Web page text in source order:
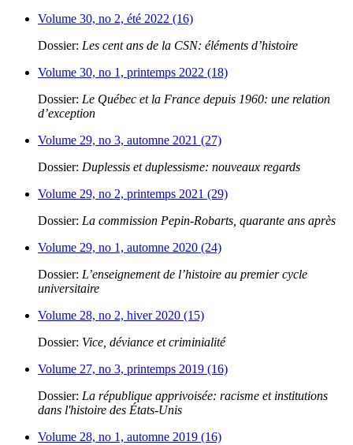
Volume 30, no 2, été 2022 (16)
Dossier: Les cent ans de la CSN: éléments d’histoire
Volume 30, no 1, printemps 2022 (18)
Dossier: Le Québec et la France depuis 1960: une relation
d’exception
Volume 29, no 3, automne 2021 (27)
Dossier: Duplessis et duplessisme: nouveaux regards
Volume 29, no 2, printemps 2021 (29)
Dossier: La commission Pepin-Robarts, quarante ans après
Volume 29, no 1, automne 2020 (24)
Dossier: L’enseignement de l’histoire au premier cycle
universitaire
Volume 28, no 2, hiver 2020 (15)
Dossier: Vice, déviance et criminialité
Volume 27, no 3, printemps 2019 (16)
Dossier: La république apprivoisée: racisme et institutions
dans l'histoire des États-Unis
Volume 28, no 1, automne 2019 (16)